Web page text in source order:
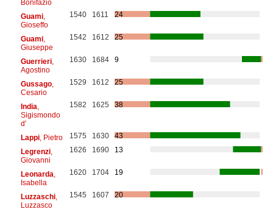
Bonifazio
Guami,
Gioseffo
1540 1611 24
Guami,
Giuseppe
1542 1612 25
Guerrieri,
Agostino
1630 1684 9
Gussago,
Cesario
1529 1612 25
India
Sigismondo
d'
1582 1625 38
Lappi, Pietro 1575 1630
43
Legrenzi,
Giovanni
1626 1690 13
Leonarda
Isabella
1620 1704 19
Luzzaschi,
Luzzasco
1545 1607 20